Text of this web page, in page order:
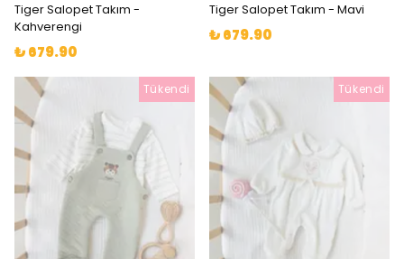
Tiger Salopet Takım -
Kahverengi
₺ 679.90
Tiger Salopet Takım - Mavi
₺ 679.90
Tükendi Tükendi